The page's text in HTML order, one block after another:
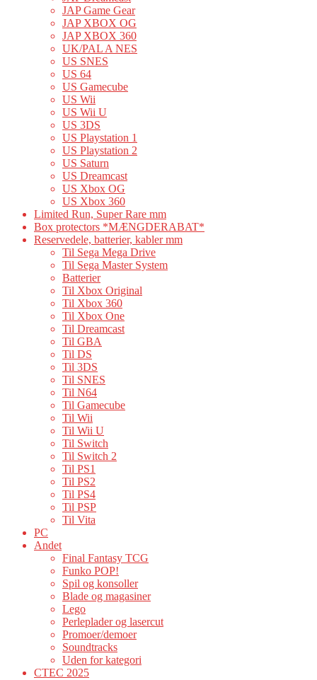
JAP Game Gear
JAP XBOX OG
JAP XBOX 360
UK/PAL A NES
US SNES
US 64
US Gamecube
US Wii
US Wii U
US 3DS
US Playstation 1
US Playstation 2
US Saturn
US Dreamcast
US Xbox OG
US Xbox 360
Limited Run, Super Rare mm
Box protectors *MÆNGDERABAT*
Reservedele, batterier, kabler mm
Til Sega Mega Drive
Til Sega Master System
Batterier
Til Xbox Original
Til Xbox 360
Til Xbox One
Til Dreamcast
Til GBA
Til DS
Til 3DS
Til SNES
Til N64
Til Gamecube
Til Wii
Til Wii U
Til Switch
Til Switch 2
Til PS1
Til PS2
Til PS4
Til PSP
Til Vita
PC
Andet
Final Fantasy TCG
Funko POP!
Spil og konsoller
Blade og magasiner
Lego
Perleplader og lasercut
Promoer/demoer
Soundtracks
Uden for kategori
CTEC 2025